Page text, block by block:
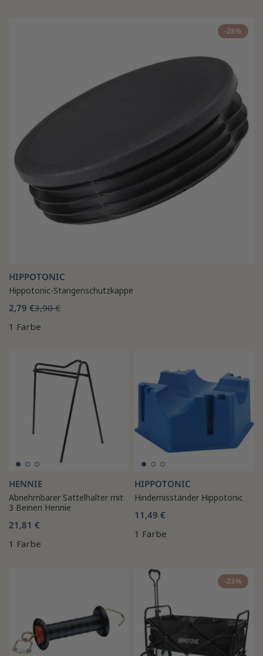
-28%
HIPPOTONIC
Hippotonic-Stangenschutzkappe
2,79 €3,90 €
1 Farbe
HENNIE
Abnehmbarer Sattelhalter mit
3 Beinen Hennie
21,81 €
1 Farbe
HIPPOTONIC
Hindernisständer Hippotonic
11,49 €
1 Farbe
-23%